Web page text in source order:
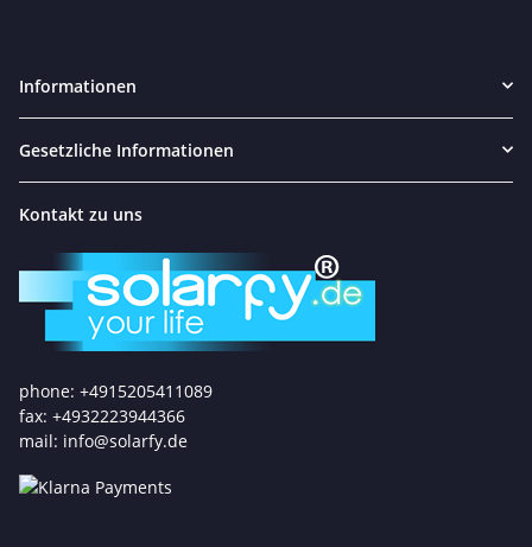
Informationen
Gesetzliche Informationen
Kontakt zu uns
phone: +4915205411089
fax: +4932223944366
mail: info@solarfy.de